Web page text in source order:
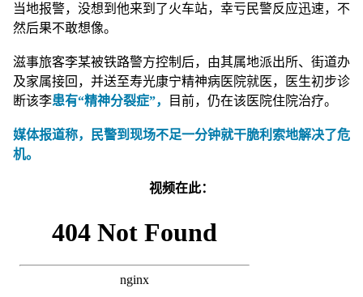
当地报警，没想到他来到了火车站，幸亏民警反应迅速，不
然后果不敢想像。
滋事旅客李某被铁路警方控制后，由其属地派出所、街道办
及家属接回，并送至寿光康宁精神病医院就医，医生初步诊
断该李患有“精神分裂症”， 目前，仍在该医院住院治疗。
媒体报道称，民警到现场不足一分钟就干脆利索地解决了危
机。
视频在此：